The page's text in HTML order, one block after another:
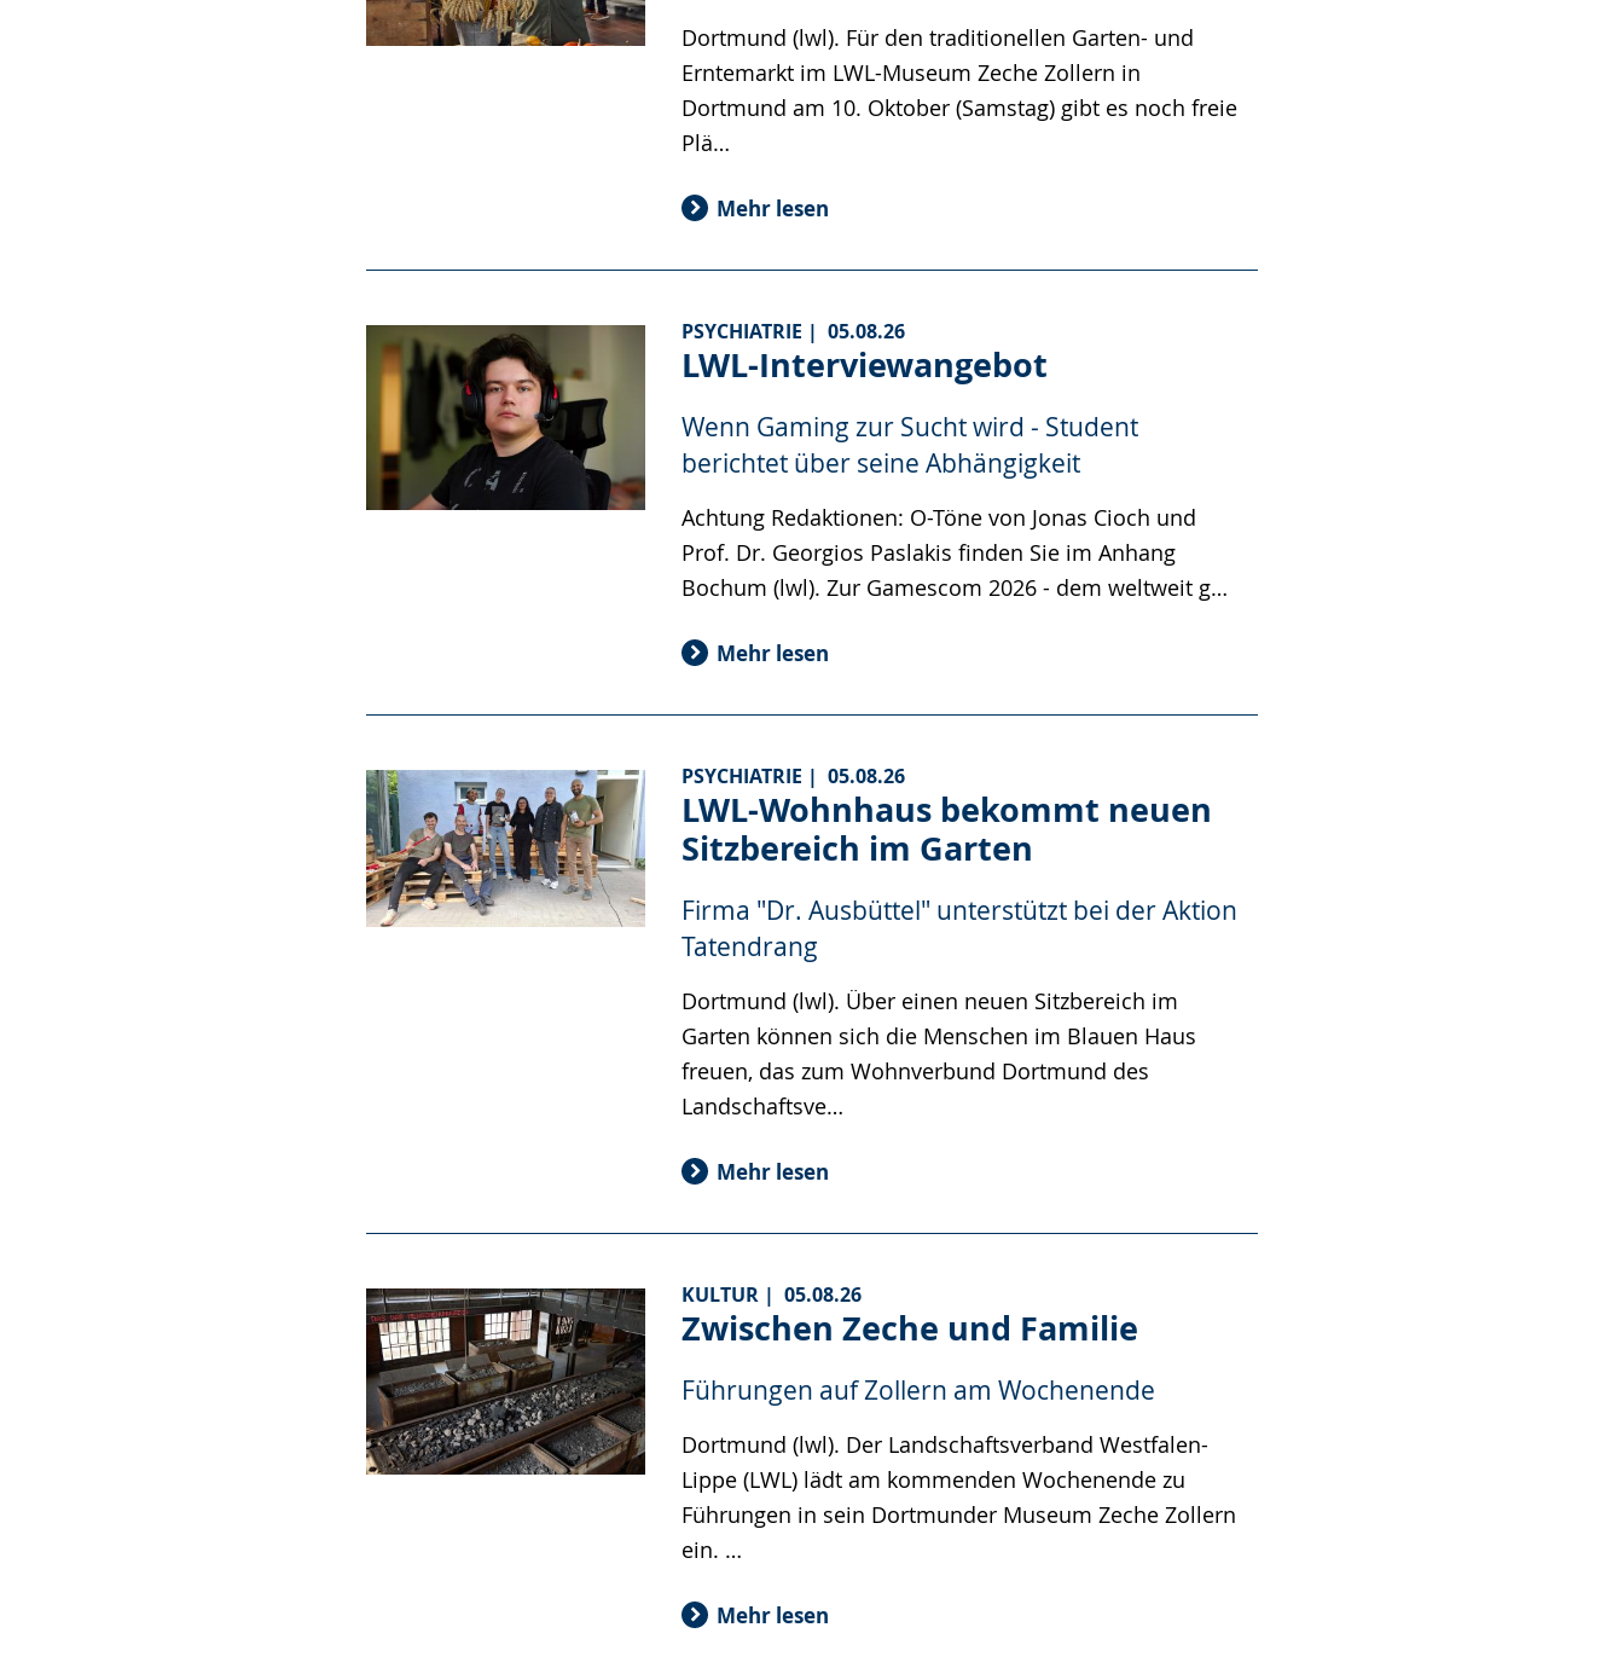
Dortmund (lwl). Für den traditionellen Garten- und
Erntemarkt im LWL-Museum Zeche Zollern in
Dortmund am 10. Oktober (Samstag) gibt es noch freie
Plä…
Mehr lesen
PSYCHIATRIE | 05.08.26
LWL-Interviewangebot
Wenn Gaming zur Sucht wird - Student
berichtet über seine Abhängigkeit
Achtung Redaktionen: O-Töne von Jonas Cioch und
Prof. Dr. Georgios Paslakis finden Sie im Anhang
Bochum (lwl). Zur Gamescom 2026 - dem weltweit g…
Mehr lesen
PSYCHIATRIE | 05.08.26
LWL-Wohnhaus bekommt neuen
Sitzbereich im Garten
Firma "Dr. Ausbüttel" unterstützt bei der Aktion
Tatendrang
Dortmund (lwl). Über einen neuen Sitzbereich im
Garten können sich die Menschen im Blauen Haus
freuen, das zum Wohnverbund Dortmund des
Landschaftsve…
Mehr lesen
KULTUR | 05.08.26
Zwischen Zeche und Familie
Führungen auf Zollern am Wochenende
Dortmund (lwl). Der Landschaftsverband Westfalen-
Lippe (LWL) lädt am kommenden Wochenende zu
Führungen in sein Dortmunder Museum Zeche Zollern
ein. …
Mehr lesen